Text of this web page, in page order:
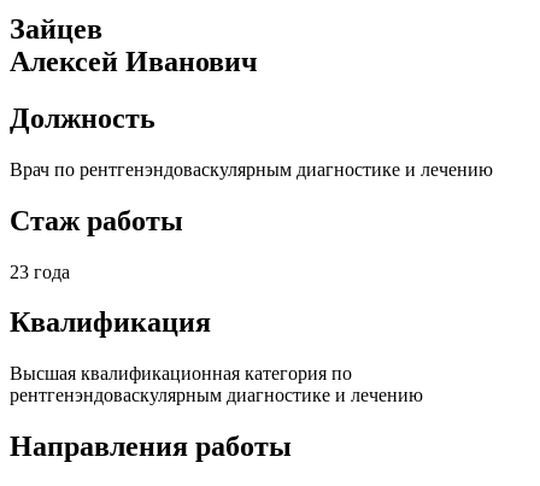
Зайцев
Алексей Иванович
Должность
Врач по рентгенэндоваскулярным диагностике и лечению
Стаж работы
23 года
Квалификация
Высшая квалификационная категория по
рентгенэндоваскулярным диагностике и лечению
Направления работы